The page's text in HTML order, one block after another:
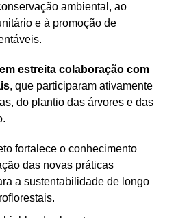
ambiental, ao
e à promoção de
em estreita colaboração com
, que participaram ativamente
do plantio das árvores e das
fortalece o conhecimento
das novas práticas
a sustentabilidade de longo